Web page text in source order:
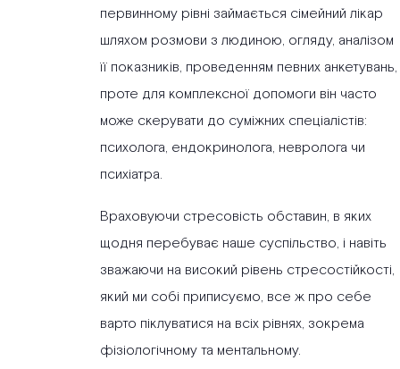
первинному рівні займається сімейний лікар
шляхом розмови з людиною, огляду, аналізом
її показників, проведенням певних анкетувань,
проте для комплексної допомоги він часто
може скерувати до суміжних спеціалістів:
психолога, ендокринолога, невролога чи
психіатра.
Враховуючи стресовість обставин, в яких
щодня перебуває наше суспільство, і навіть
зважаючи на високий рівень стресостійкості,
який ми собі приписуємо, все ж про себе
варто піклуватися на всіх рівнях, зокрема
фізіологічному та ментальному.